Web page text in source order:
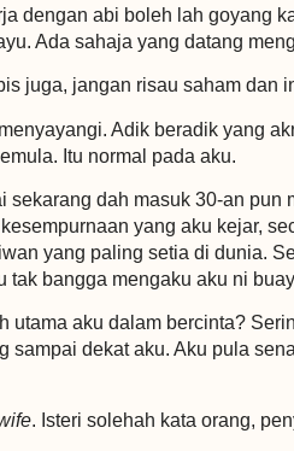
dengan abi boleh lah goyang
Ada sahaja yang datang
juga, jangan risau saham dan
Adik beradik yang
Itu normal pada aku.
dah masuk 30-an pun
yang aku kejar,
yang paling setia di dunia.
tak bangga mengaku aku ni
aku dalam bercinta?
dekat aku. Aku pula
. Isteri solehah kata orang,